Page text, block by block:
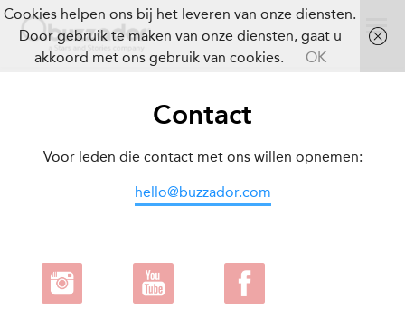
Contact
Voor leden die contact met ons willen opnemen:
hello@buzzador.com
Cookies helpen ons bij het leveren van onze diensten.
Door gebruik te maken van onze diensten, gaat u
akkoord met ons gebruik van cookies.
OK